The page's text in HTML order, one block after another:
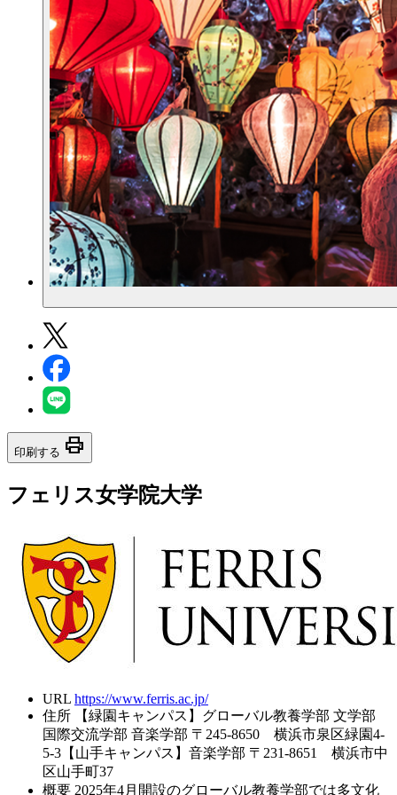
印刷する print
フェリス女学院大学
URL https://www.ferris.ac.jp/
住所
【緑園キャンパス】グローバル教養学部 文学部
国際交流学部 音楽学部 〒245-8650 横浜市泉区緑園4-
5-3【山手キャンパス】音楽学部 〒231-8651 横浜市中
区山手町37
概要 2025年4月開設のグローバル教養学部では多文化